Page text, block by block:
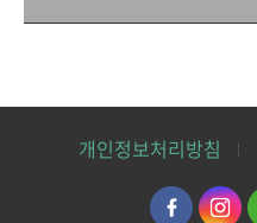
개인정보처리방침